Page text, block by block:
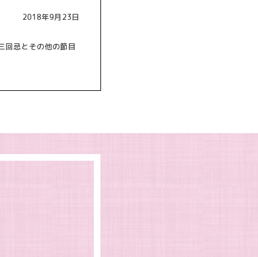
2018年9月23日
回忌とその他の節目